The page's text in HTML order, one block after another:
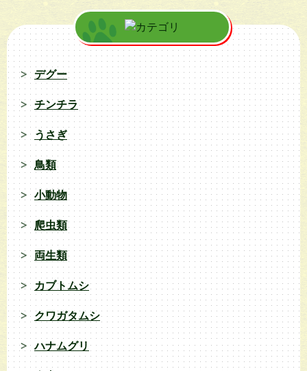
デグー
チンチラ
うさぎ
鳥類
小動物
爬虫類
両生類
カブトムシ
クワガタムシ
ハナムグリ